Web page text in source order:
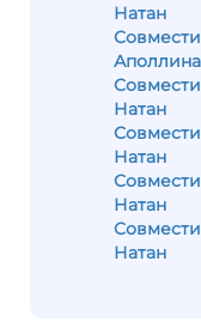
Натан
Натан
Натан
Натан
Натан